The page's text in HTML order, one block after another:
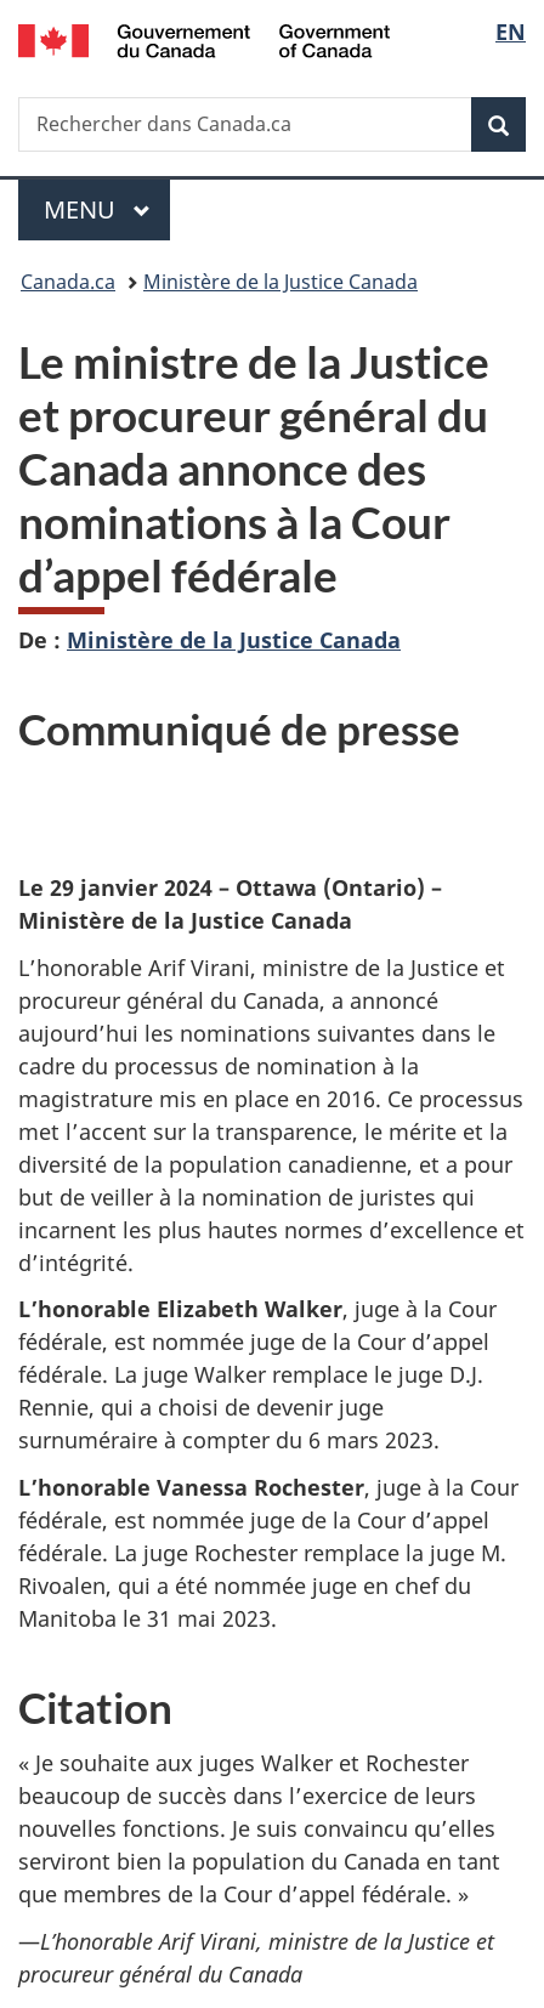
Passer
au
principal
Passer
à
Au
du
Passer
à
version
simplifiée
de
la
EN
Recherche
Rechercher
dans
Menu
MENU PRINCIPAL
Vous
ici :
Canada.ca Ministère de la Justice Canada
Le ministre de la Justice
et procureur général du
Canada annonce des
nominations à la Cour
d’appel fédérale
De : Ministère de la Justice Canada
Communiqué de presse
Le 29 janvier 2024 – Ottawa (Ontario) –
Ministère de la Justice Canada
L’honorable Arif Virani, ministre de la Justice et
procureur général du Canada, a annoncé
aujourd’hui les nominations suivantes dans le
cadre du processus de nomination à la
magistrature mis en place en 2016. Ce processus
met l’accent sur la transparence, le mérite et la
diversité de la population canadienne, et a pour
but de veiller à la nomination de juristes qui
incarnent les plus hautes normes d’excellence et
d’intégrité.
L’honorable Elizabeth Walker, juge à la Cour
fédérale, est nommée juge de la Cour d’appel
fédérale. La juge Walker remplace le juge D.J.
Rennie, qui a choisi de devenir juge
surnuméraire à compter du 6 mars 2023.
L’honorable Vanessa Rochester, juge à la Cour
fédérale, est nommée juge de la Cour d’appel
fédérale. La juge Rochester remplace la juge M.
Rivoalen, qui a été nommée juge en chef du
Manitoba le 31 mai 2023.
Citation
« Je souhaite aux juges Walker et Rochester
beaucoup de succès dans l’exercice de leurs
nouvelles fonctions. Je suis convaincu qu’elles
serviront bien la population du Canada en tant
que membres de la Cour d’appel fédérale. »
—L’honorable Arif Virani, ministre de la Justice et
procureur général du Canada